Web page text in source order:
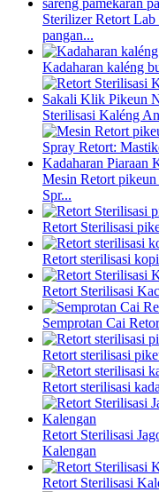
Sterilizer Retort Lab
pangan...
Kadaharan kaléng
Sterilisasi Kaléng
Mesin Retort
Spr...
Retort Sterilisasi
Retort sterilisasi
Retort Sterilisasi
Semprotan Cai
Retort sterilisasi
Retort sterilisasi
Retort Sterilisasi
Kalengan
Retort Sterilisasi